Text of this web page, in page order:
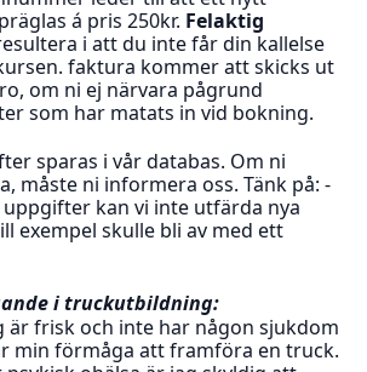
á pris 250kr. Felaktig
i att du inte får din kallelse
faktura kommer att skicks ut
om ni ej närvara pågrund
som har matats in vid bokning.
sparas i vår databas. Om ni
måste ni informera oss. Tänk på: -
kan vi inte utfärda nya
exempel skulle bli av med ett
i truckutbildning:
är frisk och inte har någon sjukdom
min förmåga att framföra en truck.